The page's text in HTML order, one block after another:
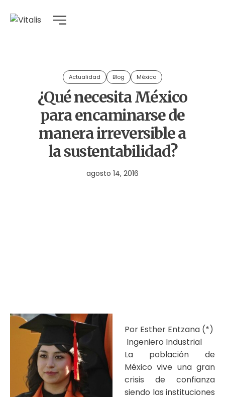
Actualidad Blog México
¿Qué necesita México
para encaminarse de
manera irreversible a
la sustentabilidad?
agosto 14, 2016
Por Esther Entzana (*)
Ingeniero Industrial
La población de
México vive una gran
crisis de confianza
siendo las instituciones